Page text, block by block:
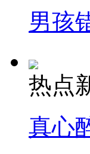
男孩
热点
真心